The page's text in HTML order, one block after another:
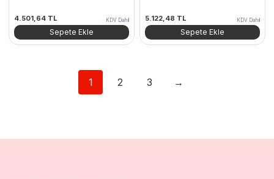
4.501,64 TL KDV Dahil
Sepete Ekle
5.122,48 TL KDV Dahil
Sepete Ekle
1 2 3 →